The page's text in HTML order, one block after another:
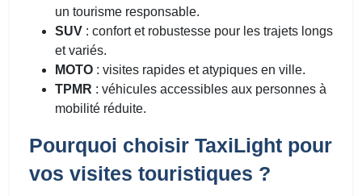
un tourisme responsable.
SUV : confort et robustesse pour les trajets longs
et variés.
MOTO : visites rapides et atypiques en ville.
TPMR : véhicules accessibles aux personnes à
mobilité réduite.
Pourquoi choisir TaxiLight pour
vos visites touristiques ?